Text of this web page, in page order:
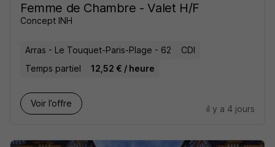
Femme de Chambre - Valet H/F
Concept INH
Arras - Le Touquet-Paris-Plage - 62
CDI
Temps partiel
12,52 € / heure
Voir l’offre
il y a 4 jours